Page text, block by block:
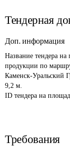
Тендерная
Доп. информация
Название тендера
продукции по
Каменск-Уральский
9,2 м.
ID тендера на
Требования